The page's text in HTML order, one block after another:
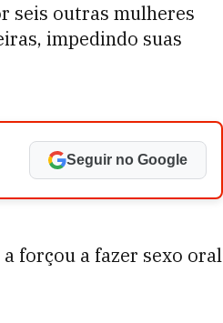
seis outras mulheres
impedindo suas
Seguir no Google
forçou a fazer sexo oral